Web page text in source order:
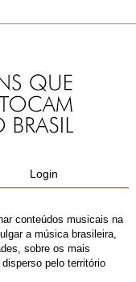
Login
conteúdos musicais na
a música brasileira,
sobre os mais
pelo território